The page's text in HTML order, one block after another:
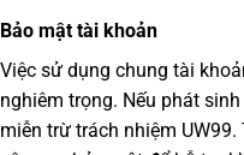
Bảo mật tài khoản
Việc sử dụng chung tài
nghiêm trọng. Nếu phát
miễn trừ trách nhiệm UW99.